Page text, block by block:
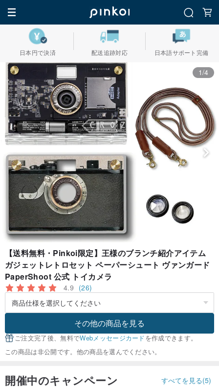
日本円で決済 配送追跡対応 日本語サポート完備
1/4
【送料無料・Pinkoi限定】王様のブランチ紹介アイテム
ガジェットレトロセット ペーパーシュート ヴァンガード
PaperShoot 公式 トイカメラ
4.9 (26)
その他の商品を見る
ご注文完了後、無料でWebメッセージカードを作成できます。
この商品は非公開です。他の商品を選んでください。
開催中のキャンペーン すべてを見る(5)